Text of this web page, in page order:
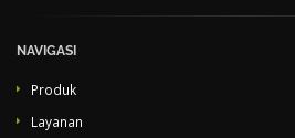
NAVIGASI
Produk
Layanan